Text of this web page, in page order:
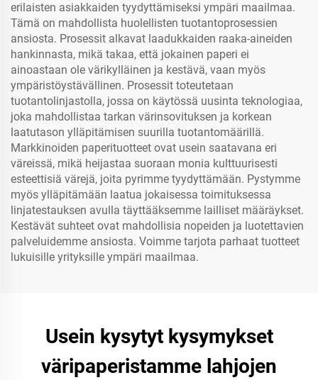
erilaisten asiakkaiden tyydyttämiseksi ympäri maailmaa.
Tämä on mahdollista huolellisten tuotantoprosessien
ansiosta. Prosessit alkavat laadukkaiden raaka-aineiden
hankinnasta, mikä takaa, että jokainen paperi ei
ainoastaan ole värikylläinen ja kestävä, vaan myös
ympäristöystävällinen. Prosessit toteutetaan
tuotantolinjastolla, jossa on käytössä uusinta teknologiaa,
joka mahdollistaa tarkan värinsovituksen ja korkean
laatutason ylläpitämisen suurilla tuotantomäärillä.
Markkinoiden paperituotteet ovat usein saatavana eri
väreissä, mikä heijastaa suoraan monia kulttuurisesti
esteettisiä värejä, joita pyrimme tyydyttämään. Pystymme
myös ylläpitämään laatua jokaisessa toimituksessa
linjatestauksen avulla täyttääksemme lailliset määräykset.
Kestävät suhteet ovat mahdollisia nopeiden ja luotettavien
palveluidemme ansiosta. Voimme tarjota parhaat tuotteet
lukuisille yrityksille ympäri maailmaa.
Usein kysytyt kysymykset
väripaperistamme lahjojen